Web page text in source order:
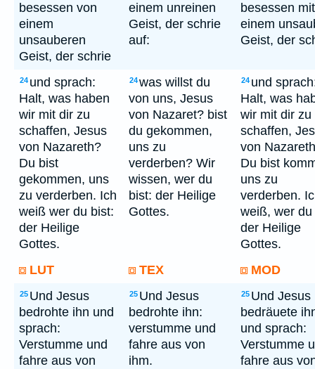
besessen von
einem
unsauberen
Geist, der schrie
einem unreinen
Geist, der schrie
auf:
besessen mit
einem
Geist, der
24 und sprach:
Halt, was haben
wir mit dir zu
schaffen, Jesus
von Nazareth?
Du bist
gekommen, uns
zu verderben. Ich
weiß wer du bist:
der Heilige
Gottes.
24was willst du
von uns, Jesus
von Nazaret? bist
du gekommen,
uns zu
verderben? Wir
wissen, wer du
bist: der Heilige
Gottes.
24 und
Halt, was
wir mit dir zu
schaffen,
von
Du bist
uns zu
verderben.
weiß, wer du
der Heilige
Gottes.
LUT
TEX MOD
25 Und Jesus
bedrohte ihn und
sprach:
Verstumme und
fahre aus von
25 Und Jesus
bedrohte ihn:
verstumme und
fahre aus von
ihm.
25 Und Jesus
bedräuete
und sprach:
Verstumme
fahre aus